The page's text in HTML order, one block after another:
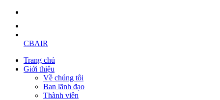
CBAIR
Trang chủ
Giới thiệu
Về chúng tôi
Ban lãnh đạo
Thành viên